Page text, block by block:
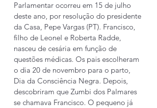
Parlamentar ocorreu em 15 de julho
deste ano, por resolução do presidente
da Casa, Pepe Vargas (PT). Francisco,
filho de Leonel e Roberta Radde,
nasceu de cesária em função de
questões médicas. Os pais escolheram
o dia 20 de novembro para o parto,
Dia da Consciência Negra. Depois,
descobriram que Zumbi dos Palmares
se chamava Francisco. O pequeno já